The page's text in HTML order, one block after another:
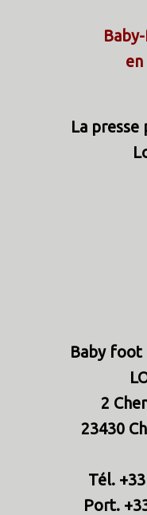
en
La
Baby foot
2
23430
Tél.
Port.